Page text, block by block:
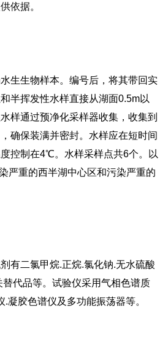
依据。
生生物样本。编号后，将其带回实
半挥发性水样直接从湖面0.5m以
样通过预净化采样器收集，收集到
确保装满并密封。水样应在短时间
控制在4℃。水样采样点共6个。以
严重的西半湖中心区和污染严重的
有二氯甲烷.正烷.氯化钠.无水硫酸
代品等。试验仪采用气相色谱质
凝胶色谱仪及多功能振荡器等。